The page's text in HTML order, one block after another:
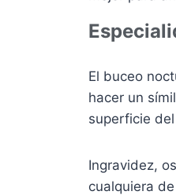
El buceo
hacer un
superficie
Ingravidez,
cualquiera